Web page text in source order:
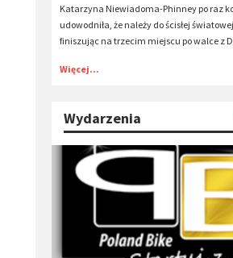
Katarzyna Niewiadoma-Phinney po raz
udowodniła, że należy do ścisłej
finiszując na trzecim miejscu po walce z
Więcej...
Wydarzenia